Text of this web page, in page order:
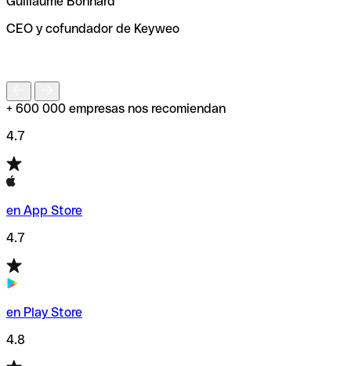
de enviar tu transferencia.
CEO y cofundador de Keyweo
+ 600 000 empresas nos recomiendan
4.7
en App Store
4.7
en Play Store
4.8